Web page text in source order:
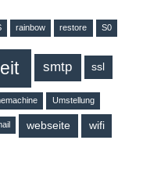
rainbow restore S0
smtp ssl
Umstellung
webseite wifi